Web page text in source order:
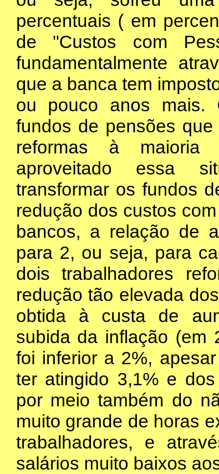
percentuais ( em
de "Custos com
fundamentalmente
que a banca tem
ou pouco anos mais.
fundos de pensões
reformas à
aproveitado essa
transformar os fundos
redução dos custos
bancos, a relação de
para 2, ou seja, para
dois trabalhadores
redução tão elevada
obtida à custa de
subida da inflação (em
foi inferior a 2%,
ter atingido 3,1% e
por meio também do
muito grande de horas
trabalhadores, e
salários muito baixos